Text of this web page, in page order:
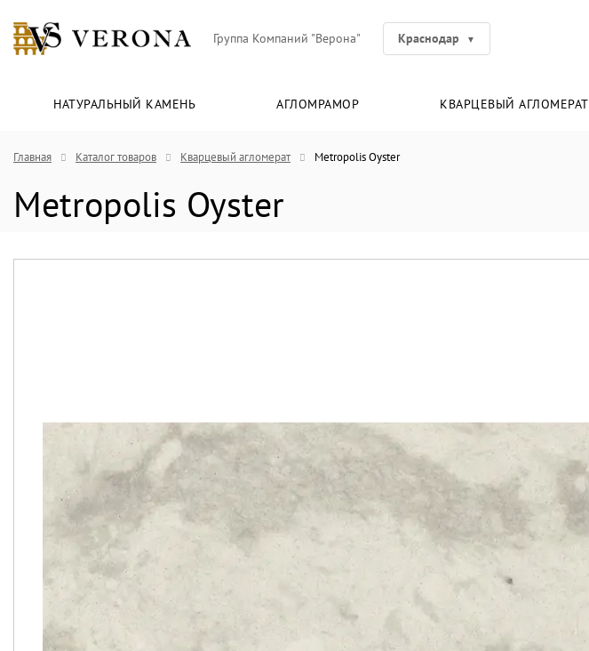
Группа Компаний "Верона" Краснодар
НАТУРАЛЬНЫЙ КАМЕНЬ АГЛОМРАМОР КВАРЦЕВЫЙ АГЛОМЕРАТ
Главная Каталог товаров Кварцевый агломерат Metropolis Oyster
Metropolis Oyster